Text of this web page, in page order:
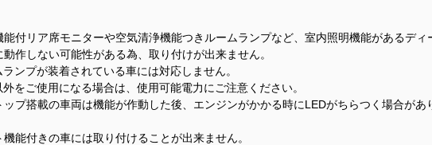
付リア席モニターや空気清浄機能つきルームランプなど、室内照明機能があるデ
作しない可能性がある為、取り付けが出来ません。
ンプが装着されている車には対応しません。
をご使用になる場合は、使用可能電力にご注意ください。
プ搭載の車両は機能が作動した後、エンジンがかかる時にLEDがちらつく場合があ
能付きの車には取り付けることが出来ません。